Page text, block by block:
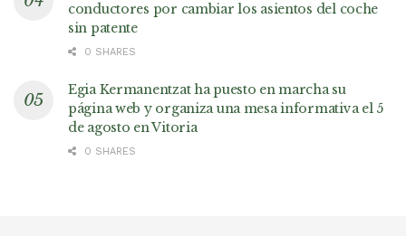
conductores por cambiar los asientos del coche
sin patente
0 SHARES
Egia Kermanentzat ha puesto en marcha su
página web y organiza una mesa informativa el 5
de agosto en Vitoria
0 SHARES